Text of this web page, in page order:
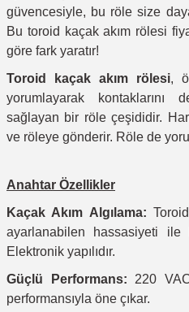
güvencesiyle, bu röle size
Bu toroid kaçak akım rölesi
göre fark yaratır!
Toroid kaçak akım rölesi,
yorumlayarak kontaklarını
sağlayan bir röle çeşididir.
ve röleye gönderir. Röle de
Anahtar Özellikler
Kaçak Akım Algılama:
ayarlanabilen hassasiyeti ile
Elektronik yapılıdır.
Güçlü Performans: 220
performansıyla öne çıkar.